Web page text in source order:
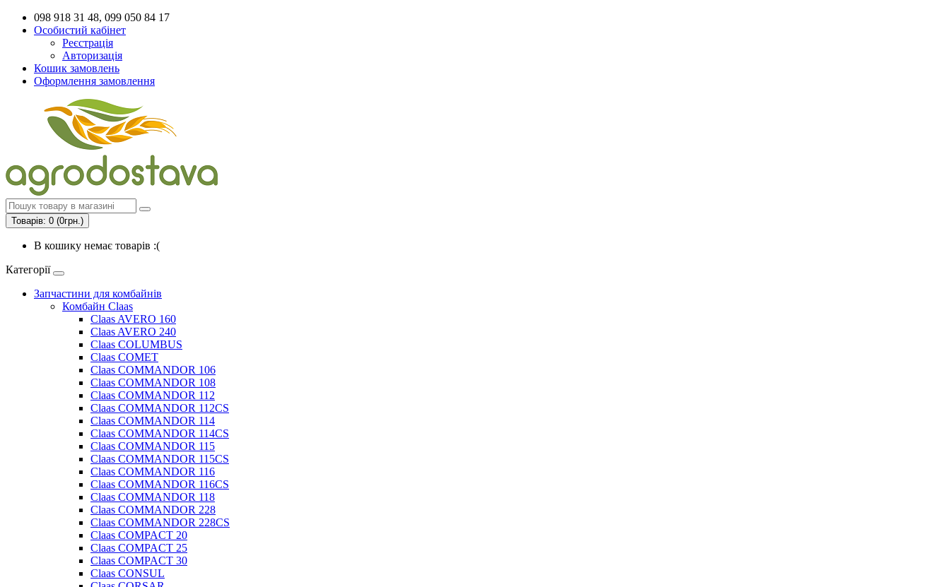
098 918 31 48, 099 050 84 17
Особистий кабінет
Реєстрація
Авторизація
Кошик замовлень
Оформлення замовлення
Товарів: 0 (0грн.)
В кошику немає товарів :(
Категорії
Запчастини для комбайнів
Комбайн Claas
Claas AVERO 160
Claas AVERO 240
Claas COLUMBUS
Claas COMET
Claas COMMANDOR 106
Claas COMMANDOR 108
Claas COMMANDOR 112
Claas COMMANDOR 112CS
Claas COMMANDOR 114
Claas COMMANDOR 114CS
Claas COMMANDOR 115
Claas COMMANDOR 115CS
Claas COMMANDOR 116
Claas COMMANDOR 116CS
Claas COMMANDOR 118
Claas COMMANDOR 228
Claas COMMANDOR 228CS
Claas COMPACT 20
Claas COMPACT 25
Claas COMPACT 30
Claas CONSUL